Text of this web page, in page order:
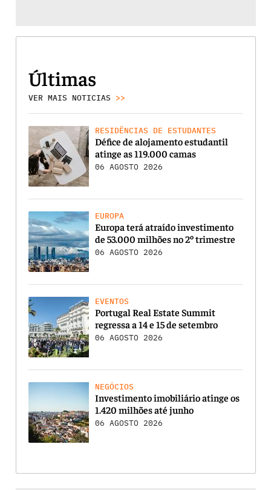
Últimas
VER MAIS NOTICIAS >>
RESIDÊNCIAS DE ESTUDANTES
Défice de alojamento estudantil
atinge as 119.000 camas
06 AGOSTO 2026
EUROPA
Europa terá atraído investimento
de 53.000 milhões no 2º trimestre
06 AGOSTO 2026
EVENTOS
Portugal Real Estate Summit
regressa a 14 e 15 de setembro
06 AGOSTO 2026
NEGÓCIOS
Investimento imobiliário atinge os
1.420 milhões até junho
06 AGOSTO 2026